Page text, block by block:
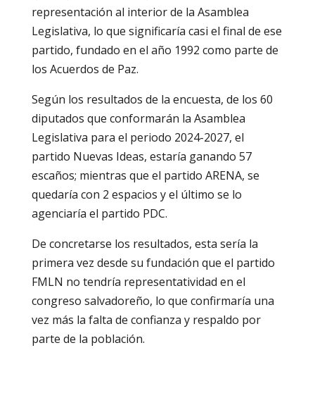
representación al interior de la Asamblea
Legislativa, lo que significaría casi el final de ese
partido, fundado en el año 1992 como parte de
los Acuerdos de Paz.
Según los resultados de la encuesta, de los 60
diputados que conformarán la Asamblea
Legislativa para el periodo 2024-2027, el
partido Nuevas Ideas, estaría ganando 57
escaños; mientras que el partido ARENA, se
quedaría con 2 espacios y el último se lo
agenciaría el partido PDC.
De concretarse los resultados, esta sería la
primera vez desde su fundación que el partido
FMLN no tendría representatividad en el
congreso salvadoreño, lo que confirmaría una
vez más la falta de confianza y respaldo por
parte de la población.